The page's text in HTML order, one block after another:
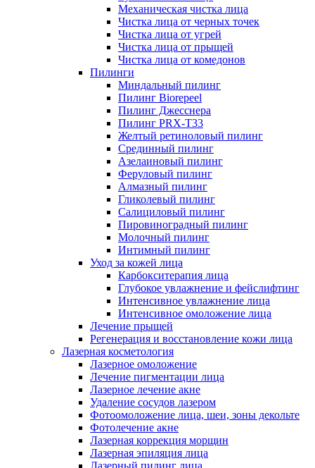
Механическая чистка лица
Чистка лица от черных точек
Чистка лица от угрей
Чистка лица от прыщей
Чистка лица от комедонов
Пилинги
Миндальный пилинг
Пилинг Biorepeel
Пилинг Джесснера
Пилинг PRX-T33
Желтый ретиноловый пилинг
Срединный пилинг
Азелаиновый пилинг
Феруловый пилинг
Алмазный пилинг
Гликолевый пилинг
Салициловый пилинг
Пировиноградный пилинг
Молочный пилинг
Интимный пилинг
Уход за кожей лица
Карбокситерапия лица
Глубокое увлажнение и фейслифтинг
Интенсивное увлажнение лица
Интенсивное омоложение лица
Лечение прыщей
Регенерация и восстановление кожи лица
Лазерная косметология
Лазерное омоложение
Лечение пигментации лица
Лазерное лечение акне
Удаление сосудов лазером
Фотоомоложение лица, шеи, зоны декольте
Фотолечение акне
Лазерная коррекция морщин
Лазерная эпиляция лица
Лазерный пилинг лица